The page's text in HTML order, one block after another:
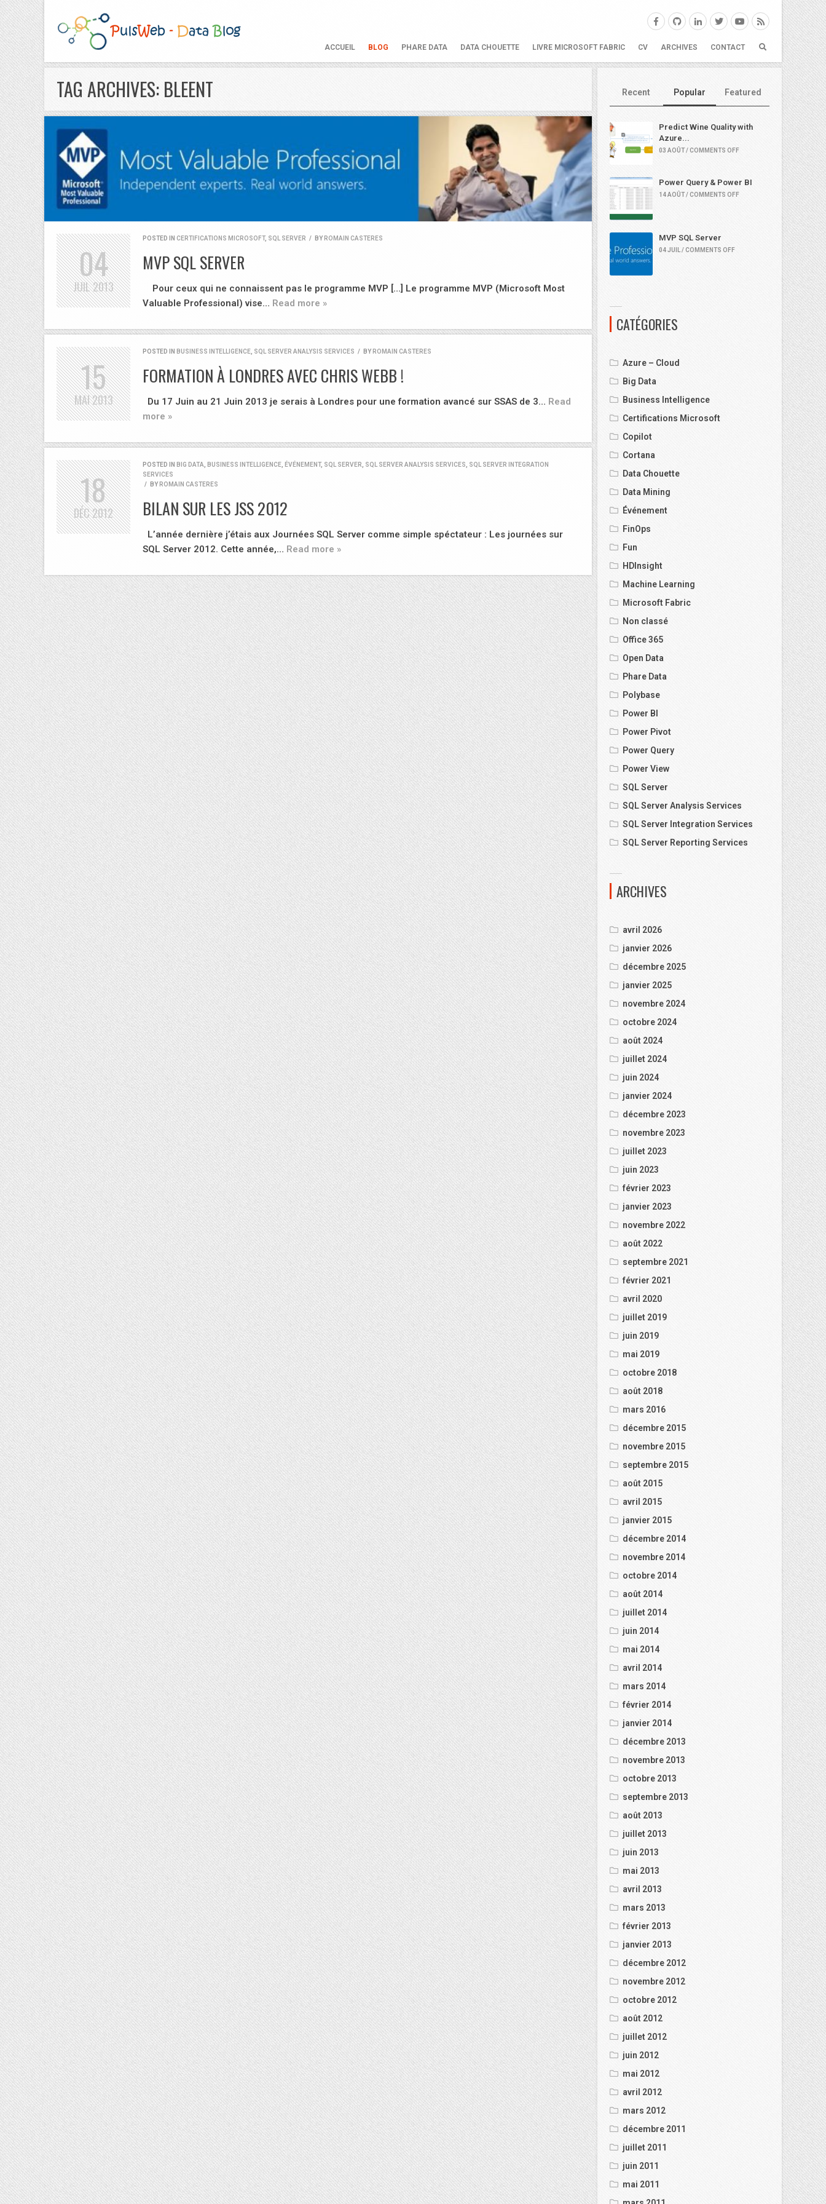
ACCUEIL BLOG PHARE DATA DATA CHOUETTE LIVRE MICROSOFT FABRIC CV ARCHIVES CONTACT
TAG ARCHIVES: BLEENT
POSTED IN CERTIFICATIONS MICROSOFT, SQL SERVER / BY ROMAIN CASTERES
MVP SQL SERVER
Pour ceux qui ne connaissent pas le programme MVP […] Le programme MVP (Microsoft Most
Valuable Professional) vise… Read more »
04
JUIL2013
POSTED IN BUSINESS INTELLIGENCE SQL SERVER ANALYSIS SERVICES / BY ROMAIN CASTERES
FORMATION À LONDRES AVEC CHRIS WEBB !
Du 17 Juin au 21 Juin 2013 je serais à Londres pour une formation avancé sur SSAS de 3… Read
more »
15
MAI2013
POSTED IN BIG DATA BUSINESS INTELLIGENCE ÉVÉNEMENT, SQL SERVER SQL SERVER ANALYSIS SERVICES
SQL SERVER INTEGRATION
SERVICES
/
BY ROMAIN CASTERES
BILAN SUR LES JSS 2012
L’année dernière j’étais aux Journées SQL Server comme simple spéctateur : Les journées sur
SQL Server 2012. Cette année,… Read more »
18
DÉC2012
Recent Popular Featured
Predict Wine Quality with
Azure...
03 AOÛT / COMMENTS OFF
Power Query & Power BI
14 AOÛT / COMMENTS OFF
MVP SQL Server
04 JUIL / COMMENTS OFF
CATÉGORIES
Azure – Cloud
Big Data
Business Intelligence
Certifications Microsoft
Copilot
Cortana
Data Chouette
Data Mining
Événement
FinOps
Fun
HDInsight
Machine Learning
Microsoft Fabric
Non classé
Office 365
Open Data
Phare Data
Polybase
Power BI
Power Pivot
Power Query
Power View
SQL Server
SQL Server Analysis Services
SQL Server Integration Services
SQL Server Reporting Services
ARCHIVES
avril 2026
janvier 2026
décembre 2025
janvier 2025
novembre 2024
octobre 2024
août 2024
juillet 2024
juin 2024
janvier 2024
décembre 2023
novembre 2023
juillet 2023
juin 2023
février 2023
janvier 2023
novembre 2022
août 2022
septembre 2021
février 2021
avril 2020
juillet 2019
juin 2019
mai 2019
octobre 2018
août 2018
mars 2016
décembre 2015
novembre 2015
septembre 2015
août 2015
avril 2015
janvier 2015
décembre 2014
novembre 2014
octobre 2014
août 2014
juillet 2014
juin 2014
mai 2014
avril 2014
mars 2014
février 2014
janvier 2014
décembre 2013
novembre 2013
octobre 2013
septembre 2013
août 2013
juillet 2013
juin 2013
mai 2013
avril 2013
mars 2013
février 2013
janvier 2013
décembre 2012
novembre 2012
octobre 2012
août 2012
juillet 2012
juin 2012
mai 2012
avril 2012
mars 2012
décembre 2011
juillet 2011
juin 2011
mai 2011